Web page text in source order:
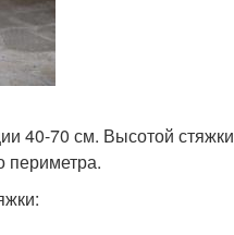
40-70 см. Высотой стяжки
периметра.